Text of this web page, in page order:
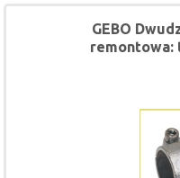
GEBO
remontowa: